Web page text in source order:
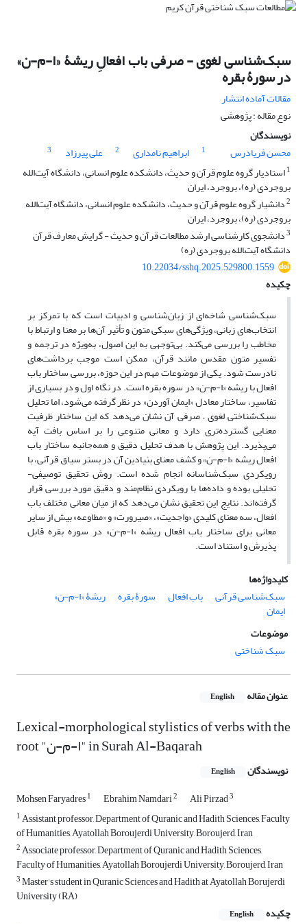
سبک‌شناسی لغوی - صرفی باب افعالِ ریشۀ «ا-م-ن»
در سورۀ بقره
مقالات آماده انتشار
نوع مقاله : پژوهشی
نویسندگان
محسن فریادرس
1 ابراهیم نامداری 2 علی پیرزاد
3
1استادیار گروه علوم قرآن و حدیث، دانشکده علوم انسانی، دانشگاه آیت‌الله
بروجردی (ره)، بروجرد، ایران
2دانشیار گروه علوم قرآن و حدیث، دانشکده علوم انسانی، دانشگاه آیت‌الله
بروجردی (ره)، بروجرد، ایران
3دانشجوی کارشناسی ارشد مطالعات قرآن و حدیث - گرایش معارف قرآن
دانشگاه آیت‌‍الله بروجردی (ره)
10.22034/sshq.2025.529800.1559
چکیده
سبک‌شناسی شاخه‌ای از زبان‌شناسی و ادبیات است که با تمرکز بر
انتخاب‌های زبانی، ویژگی‌های سبکی متون و تأثیر آن‌ها بر معنا و ارتباط با
مخاطب را بررسی می‌کند. بی‌توجهی به این اصول، به‌ویژه در ترجمه و
تفسیر متون مقدس مانند قرآن، ممکن است موجب برداشت‌های
نادرست شود. یکی از موضوعات مهم در این حوزه، بررسی ساختار باب
افعال با ریشه «ا-م-ن» در سوره بقره است. در نگاه اول و در بسیاری از
تفاسیر، ساختار معادل «ایمان آوردن» در نظر گرفته می‌شود، اما تحلیل
سبک‌شناختی لغوی – صرفی آن نشان می‌دهد که این ساختار ظرفیت
معنایی گسترده‌تری دارد و معانی متنوعی را بر اساس بافت آیه
می‌پذیرد. این پژوهش با هدف تحلیل دقیق و همه‌جانبه ساختار باب
افعال ریشه «ا-م-ن» و کشف معنای بنیادین آن در بستر سیاق قرآنی، با
رویکردی سبک‌شناسانه انجام شده است. روش تحقیق توصیفی-
تحلیلی بوده و داده‌ها با رویکردی نظام‌مند و دقیق مورد بررسی قرار
گرفته‌اند. نتایج این تحقیق نشان می‌دهد که از میان معانی مختلف باب
افعال، سه معنای کلیدی «واجدیت»، «صیرورت» و «مطاوعه» بیش از سایر
معانی برای ساختار باب افعال ریشه «ا-م-ن» در سوره بقره قابل
پذیرش و استناد است.
کلیدواژه‌ها
‌سبک‌شناسی قرآنی
باب افعال سورۀ بقره ریشۀ «ا-م-ن»
ایمان
موضوعات
سبک شناختی
عنوان مقاله English
Lexical-morphological stylistics of verbs with the
root "ا-م-ن" in Surah Al-Baqarah
نویسندگان English
Mohsen Faryadres1 Ebrahim Namdari2 Ali Pirzad3
1Assistant professor, Department of Quranic and Hadith Sciences, Faculty
of Humanities, Ayatollah Boroujerdi University, Boroujerd, Iran
2Associate professor, Department of Quranic and Hadith Sciences,
Faculty of Humanities, Ayatollah Boroujerdi University, Boroujerd, Iran
3Master's student in Quranic Sciences and Hadith at Ayatollah Borujerdi
University (RA)
چکیده
English